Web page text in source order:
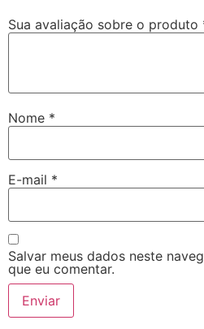
Sua avaliação sobre o produto
Nome *
E-mail *
Salvar meus dados neste
que eu comentar.